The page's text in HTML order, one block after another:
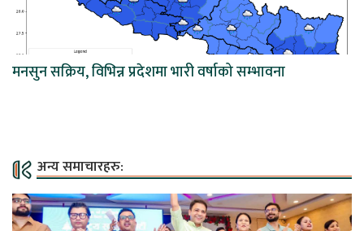
मनसुन सक्रिय, विभिन्न प्रदेशमा भारी वर्षाको सम्भावना
अन्य समाचारहरु: